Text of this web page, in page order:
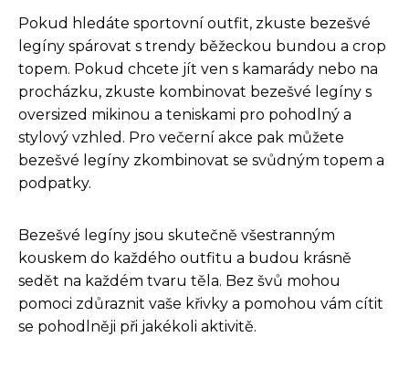
Pokud hledáte sportovní outfit, zkuste bezešvé
legíny spárovat s trendy běžeckou bundou a crop
topem. Pokud chcete jít ven s kamarády nebo na
procházku, zkuste kombinovat bezešvé legíny s
oversized mikinou a teniskami pro pohodlný a
stylový vzhled. Pro večerní akce pak můžete
bezešvé legíny zkombinovat se svůdným topem a
podpatky.
Bezešvé legíny jsou skutečně všestranným
kouskem do každého outfitu a budou krásně
sedět na každém tvaru těla. Bez švů mohou
pomoci zdůraznit vaše křivky a pomohou vám cítit
se pohodlněji při jakékoli aktivitě.